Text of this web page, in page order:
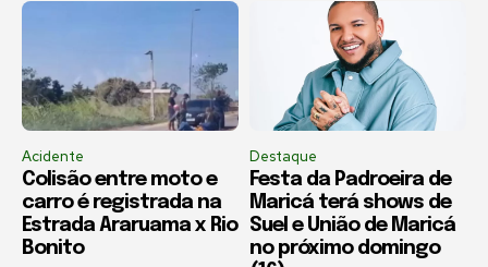
Acidente
Colisão entre moto e
carro é registrada na
Estrada Araruama x Rio
Bonito
Destaque
Festa da Padroeira de
Maricá terá shows de
Suel e União de Maricá
no próximo domingo